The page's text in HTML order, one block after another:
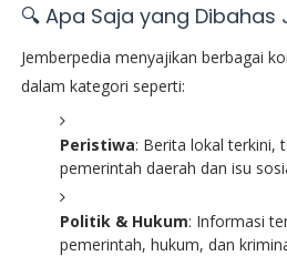
🔍 Apa Saja yang
Jemberpedia menyajikan berbagai
dalam kategori seperti:
Peristiwa: Berita lokal terkini,
pemerintah daerah dan isu
Politik & Hukum: Informasi
pemerintah, hukum, dan